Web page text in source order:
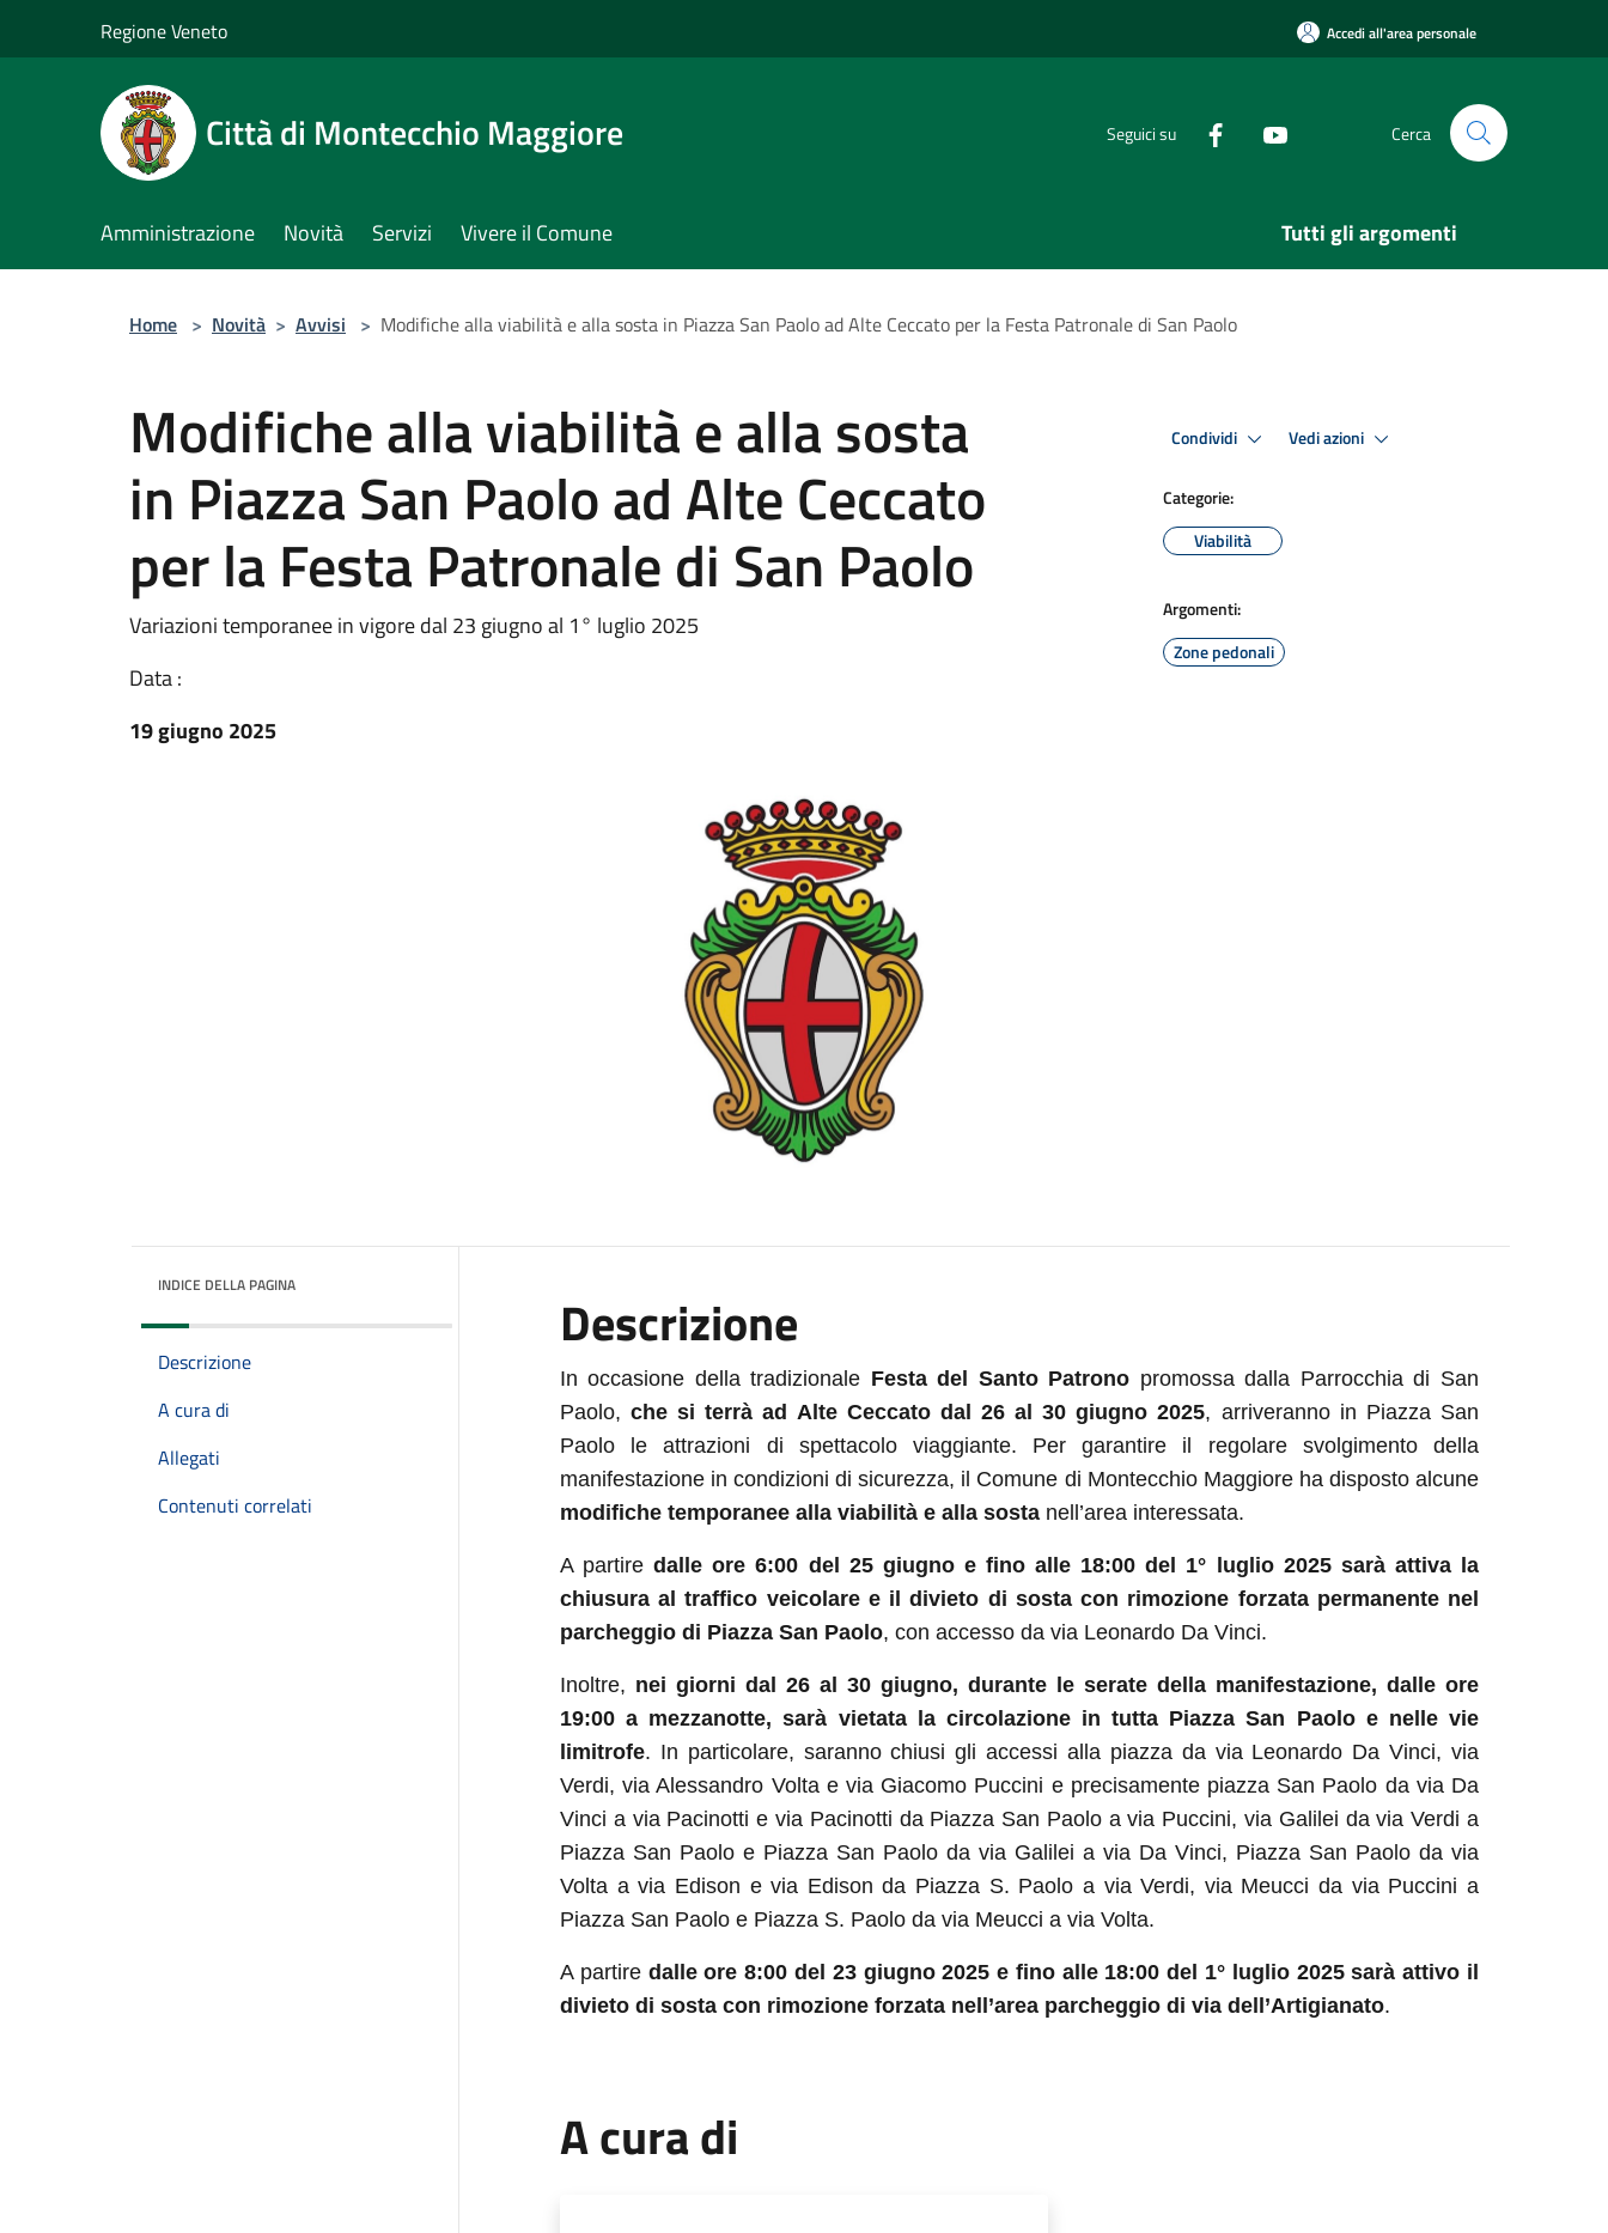
Regione Veneto Accedi all'area personale
Città di Montecchio Maggiore Seguici su Cerca
Amministrazione Novità Servizi Vivere il Comune Tutti gli argomenti
Home > Novità > Avvisi > Modifiche alla viabilità e alla sosta in Piazza San Paolo ad Alte Ceccato per la Festa Patronale di San Paolo
Modifiche alla viabilità e alla sosta
in Piazza San Paolo ad Alte Ceccato
per la Festa Patronale di San Paolo
Variazioni temporanee in vigore dal 23 giugno al 1° luglio 2025
Data :
19 giugno 2025
Condividi Vedi azioni
Categorie:
Viabilità
Argomenti:
Zone pedonali
INDICE DELLA PAGINA
Descrizione
A cura di
Allegati
Contenuti correlati
Descrizione
In occasione della tradizionale Festa del Santo Patrono promossa dalla Parrocchia di San
Paolo,che si terrà ad Alte Ceccato dal 26 al 30 giugno 2025, arriveranno in Piazza San
Paolo le attrazioni di spettacolo viaggiante. Per garantire il regolare svolgimento della
manifestazione in condizioni di sicurezza, il Comune di Montecchio Maggiore ha disposto alcune
modifiche temporanee alla viabilità e alla sostanell’area interessata.
A partiredalle ore 6:00 del 25 giugno e fino alle 18:00 del 1° luglio 2025 sarà attiva la
chiusura al traffico veicolare e il divieto di sosta con rimozione forzata permanente nel
parcheggio di Piazza San Paolo, con accesso da via Leonardo Da Vinci.
Inoltre, nei giorni dal 26 al 30 giugno, durante le serate della manifestazione, dalle ore
19:00 a mezzanotte, sarà vietata la circolazione in tutta Piazza San Paolo e nelle vie
limitrofe. In particolare, saranno chiusi gli accessi alla piazza da via Leonardo Da Vinci, via
Verdi, via Alessandro Volta e via Giacomo Puccini e precisamente piazza San Paolo da via Da
Vinci a via Pacinotti e via Pacinotti da Piazza San Paolo a via Puccini, via Galilei da via Verdi a
Piazza San Paolo e Piazza San Paolo da via Galilei a via Da Vinci, Piazza San Paolo da via
Volta a via Edison e via Edison da Piazza S. Paolo a via Verdi, via Meucci da via Puccini a
Piazza San Paolo e Piazza S. Paolo da via Meucci a via Volta.
A partire dalle ore 8:00 del 23 giugno 2025 e fino alle 18:00 del 1° luglio 2025 sarà attivo il
divieto di sosta con rimozione forzata nell’area parcheggio di via dell’Artigianato.
A cura di